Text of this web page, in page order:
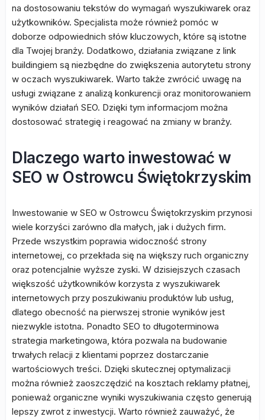
na dostosowaniu tekstów do wymagań wyszukiwarek oraz
użytkowników. Specjalista może również pomóc w
doborze odpowiednich słów kluczowych, które są istotne
dla Twojej branży. Dodatkowo, działania związane z link
buildingiem są niezbędne do zwiększenia autorytetu strony
w oczach wyszukiwarek. Warto także zwrócić uwagę na
usługi związane z analizą konkurencji oraz monitorowaniem
wyników działań SEO. Dzięki tym informacjom można
dostosować strategię i reagować na zmiany w branży.
Dlaczego warto inwestować w
SEO w Ostrowcu Świętokrzyskim
Inwestowanie w SEO w Ostrowcu Świętokrzyskim przynosi
wiele korzyści zarówno dla małych, jak i dużych firm.
Przede wszystkim poprawia widoczność strony
internetowej, co przekłada się na większy ruch organiczny
oraz potencjalnie wyższe zyski. W dzisiejszych czasach
większość użytkowników korzysta z wyszukiwarek
internetowych przy poszukiwaniu produktów lub usług,
dlatego obecność na pierwszej stronie wyników jest
niezwykle istotna. Ponadto SEO to długoterminowa
strategia marketingowa, która pozwala na budowanie
trwałych relacji z klientami poprzez dostarczanie
wartościowych treści. Dzięki skutecznej optymalizacji
można również zaoszczędzić na kosztach reklamy płatnej,
ponieważ organiczne wyniki wyszukiwania często generują
lepszy zwrot z inwestycji. Warto również zauważyć, że